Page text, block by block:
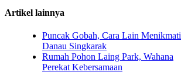
Artikel lainnya
Puncak Gobah, Cara Lain Menikmati
Danau Singkarak
Rumah Pohon Laing Park, Wahana
Perekat Kebersamaan